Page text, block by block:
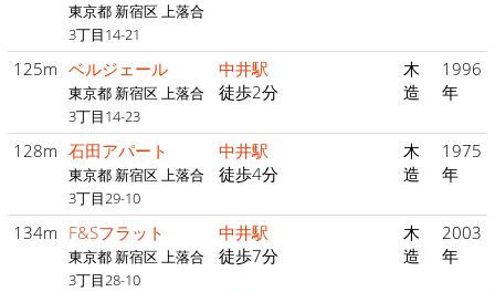
東京都 新宿区 上落合
3丁目14-21
125m ベルジェール
東京都 新宿区 上落合
3丁目14-23
中井駅
徒歩2分
木
造
1996
年
128m 石田アパート
東京都 新宿区 上落合
3丁目29-10
中井駅
徒歩4分
木
造
1975
年
134m F&Sフラット
東京都 新宿区 上落合
3丁目28-10
中井駅
徒歩7分
木
造
2003
年